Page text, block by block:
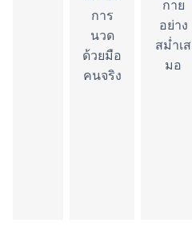
การ
นวด
ด้วยมือ
คนจริง
กาย
อย่าง
สม่ำเส
มอ